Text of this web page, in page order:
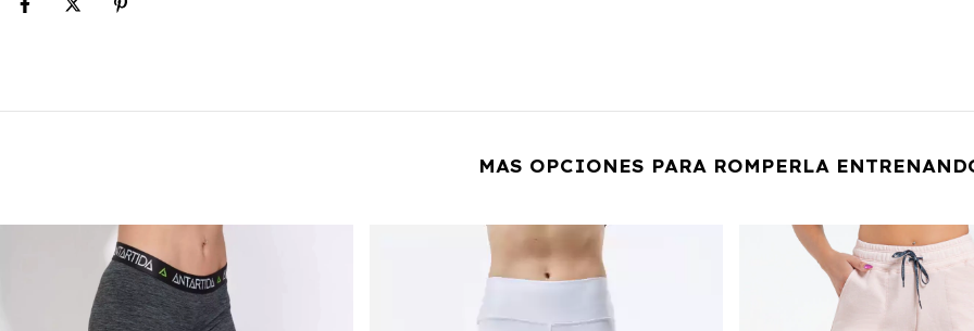
MAS OPCIONES PARA ROMPERLA